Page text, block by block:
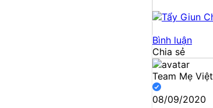
Bình luận
Chia sẻ
Team Mẹ Việt
08/09/2020